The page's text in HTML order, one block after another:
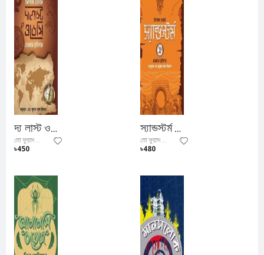
দ্য লাস্ট ওডেসি জেমসরলিন্সব্লাডলাইন
৳450
স্যান্ডস্টর্ম জেমসরলিন্স
৳480